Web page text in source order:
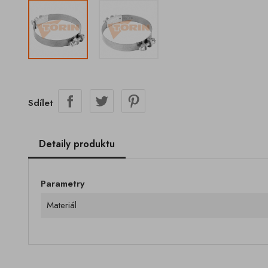
Sdílet
Detaily produktu
Parametry
Materiál